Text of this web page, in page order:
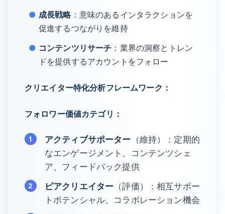
成長戦略：意味のあるインタラクションを
促進するつながりを維持
コンテンツリサーチ ：業界の洞察とトレン
ドを提供するアカウントをフォロー
クリエイター特化分析フレームワーク：
フォロワー価値カテゴリ：
アクティブサポーター （維持）：定期的
なエンゲージメント、コンテンツシェ
ア、フィードバック提供
ピアクリエイター （評価）：相互サポー
トポテンシャル、コラボレーション機会